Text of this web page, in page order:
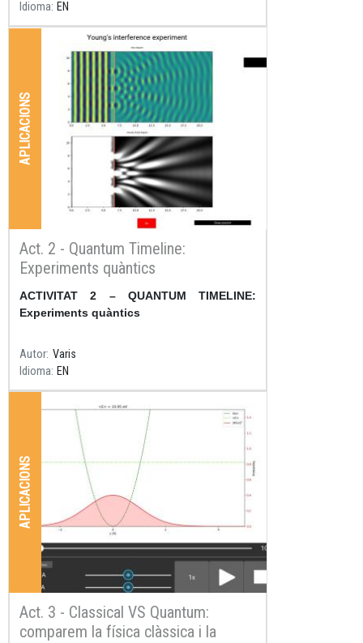
Idioma EN
APLICACIONS
Act. 2 - Quantum Timeline:
Experiments quàntics
Resum
ACTIVITAT 2 – QUANTUM TIMELINE:
Experiments quàntics
Autor Varis
Idioma EN
APLICACIONS
Act. 3 - Classical VS Quantum:
comparem la física clàssica i la